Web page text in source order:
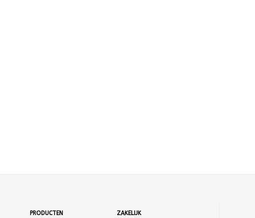
PRODUCTEN ZAKELIJK